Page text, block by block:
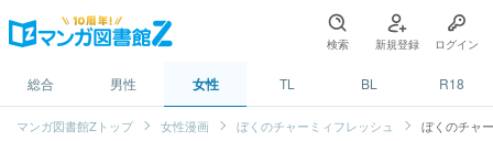
検索 新規登録 ログイン
総合 男性 女性 TL BL R18
マンガ図書館Zトップ 女性漫画 ぼくのチャーミィフレッシュ ぼくのチャ